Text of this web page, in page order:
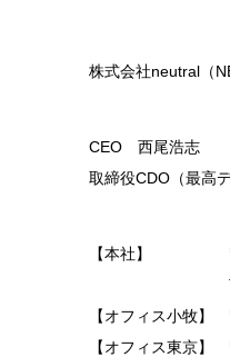
株式会社neutral（
CEO 西尾浩志
取締役CDO（最高
【本社】 〒
【オフィス小牧】
【オフィス東京